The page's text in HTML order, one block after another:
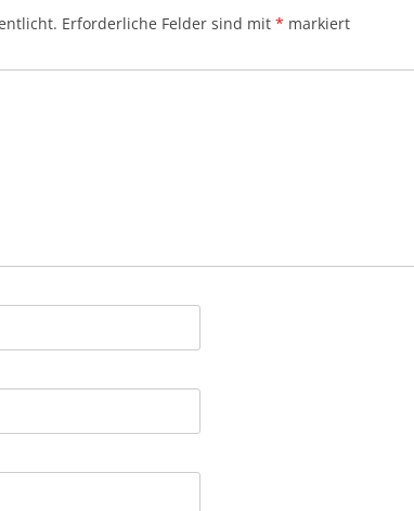
Erforderliche Felder sind mit * markiert